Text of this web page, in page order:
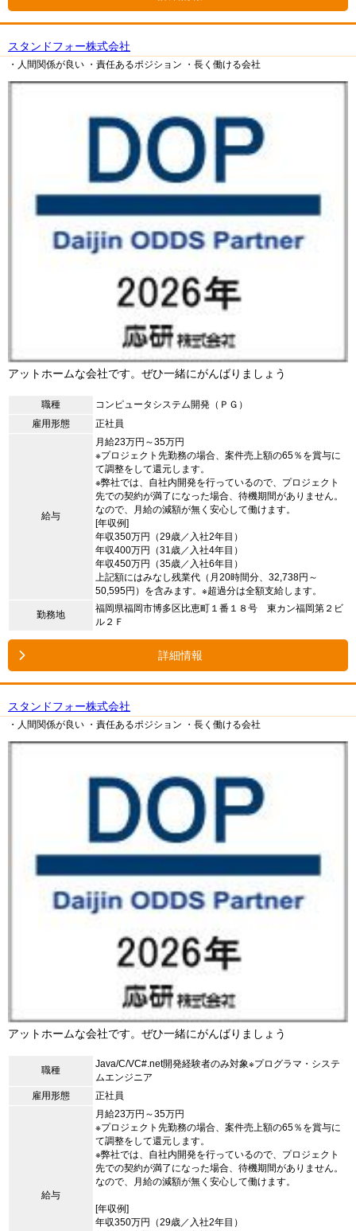
スタンドフォー株式会社
・人間関係が良い ・責任あるポジション ・長く働ける会社
アットホームな会社です。ぜひ一緒にがんばりましょう
職種
コンピュータシステム開発（ＰＧ）
雇用形態
正社員
給与
月給23万円～35万円
※プロジェクト先勤務の場合、案件売上額の65％を賞与に
て調整をして還元します。
※弊社では、自社内開発を行っているので、プロジェクト
先での契約が満了になった場合、待機期間がありません。
なので、月給の減額が無く安心して働けます。
[年収例]
年収350万円（29歳／入社2年目）
年収400万円（31歳／入社4年目）
年収450万円（35歳／入社6年目）
上記額にはみなし残業代（月20時間分、32,738円～
50,595円）を含みます。※超過分は全額支給します。
勤務地
福岡県福岡市博多区比恵町１番１８号 東カン福岡第２ビ
ル２Ｆ
詳細情報
スタンドフォー株式会社
・人間関係が良い ・責任あるポジション ・長く働ける会社
アットホームな会社です。ぜひ一緒にがんばりましょう
職種
Java/C/VC#.net開発経験者のみ対象※プログラマ・システ
ムエンジニア
雇用形態
正社員
給与
月給23万円～35万円
※プロジェクト先勤務の場合、案件売上額の65％を賞与に
て調整をして還元します。
※弊社では、自社内開発を行っているので、プロジェクト
先での契約が満了になった場合、待機期間がありません。
なので、月給の減額が無く安心して働けます。
[年収例]
年収350万円（29歳／入社2年目）